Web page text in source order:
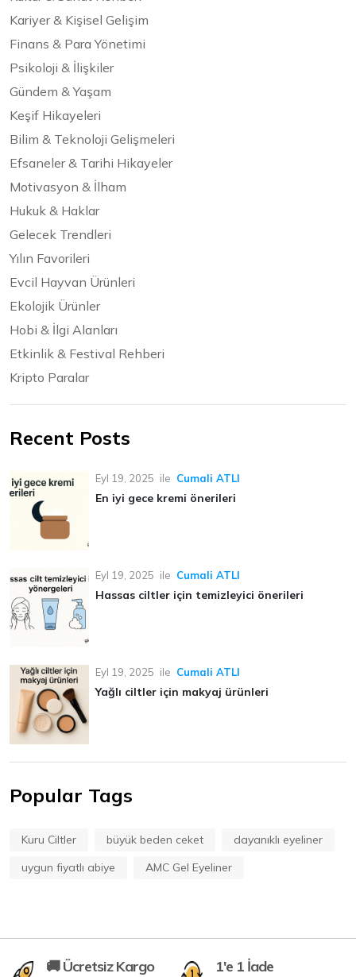
Kariyer & Kişisel Gelişim
Finans & Para Yönetimi
Psikoloji & İlişkiler
Gündem & Yaşam
Keşif Hikayeleri
Bilim & Teknoloji Gelişmeleri
Efsaneler & Tarihi Hikayeler
Motivasyon & İlham
Hukuk & Haklar
Gelecek Trendleri
Yılın Favorileri
Evcil Hayvan Ürünleri
Ekolojik Ürünler
Hobi & İlgi Alanları
Etkinlik & Festival Rehberi
Kripto Paralar
Recent Posts
Eyl 19, 2025 ile Cumali ATLI
En iyi gece kremi önerileri
Eyl 19, 2025 ile Cumali ATLI
Hassas ciltler için temizleyici önerileri
Eyl 19, 2025 ile Cumali ATLI
Yağlı ciltler için makyaj ürünleri
Popular Tags
Kuru Ciltler büyük beden ceket
dayanıklı eyeliner
uygun fiyatlı abiye
AMC Gel Eyeliner
🚚 Ücretsiz Kargo 1'e 1 İade